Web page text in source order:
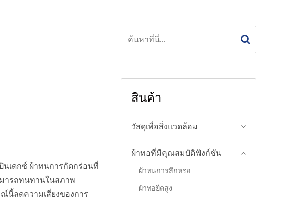
นเดกซ์ ผ้าทนการกัดกร่อนที่
ารถทนทานในสภาพ
นี้ลดความเสี่ยงของการ
สินค้า
วัสดุเพื่อสิ่งแวดล้อม
ผ้าทอที่มีคุณสมบัติฟังก์ชัน
ผ้าทนการสึกหรอ
ผ้าทอยืดสูง